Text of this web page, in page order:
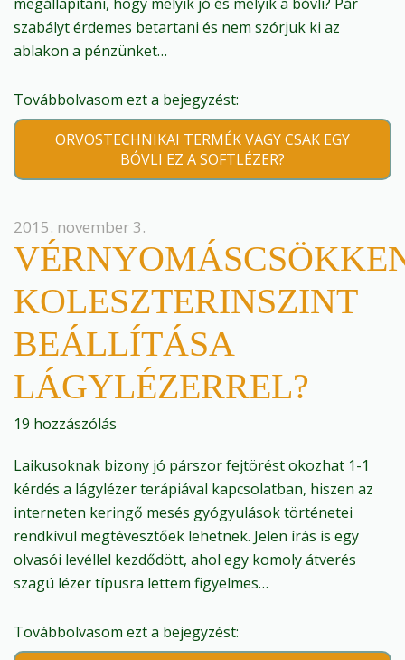
szabályt érdemes betartani és nem szórjuk ki az
ablakon a pénzünket…
Továbbolvasom ezt a bejegyzést:
ORVOSTECHNIKAI TERMÉK VAGY CSAK EGY
BÓVLI EZ A SOFTLÉZER?
2015. november 3.
KOLESZTERINSZINT
BEÁLLÍTÁSA
LÁGYLÉZERREL?
19 hozzászólás
Laikusoknak bizony jó párszor fejtörést okozhat 1-1
kérdés a lágylézer terápiával kapcsolatban, hiszen az
interneten keringő mesés gyógyulások történetei
rendkívül megtévesztőek lehetnek. Jelen írás is egy
olvasói levéllel kezdődött, ahol egy komoly átverés
szagú lézer típusra lettem figyelmes…
Továbbolvasom ezt a bejegyzést: